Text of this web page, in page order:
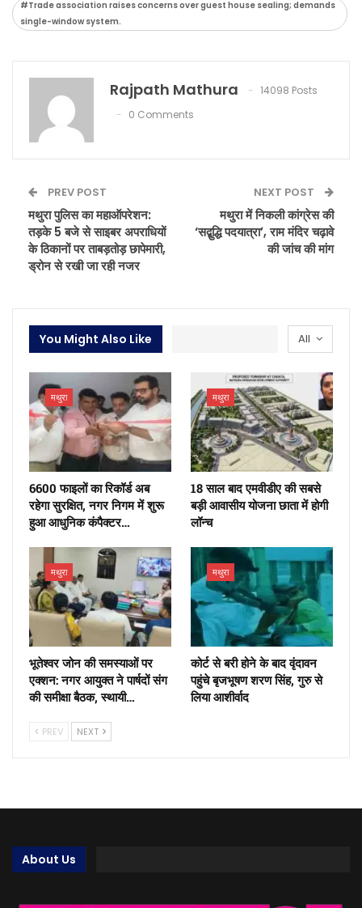
#Trade association raises concerns over guest house sealing; demands
single-window system.
Rajpath Mathura
14098 Posts
0 Comments
PREV POST
मथुरा पुलिस का महाऑपरेशन:
तड़के 5 बजे से साइबर अपराधियों
के ठिकानों पर ताबड़तोड़ छापेमारी,
ड्रोन से रखी जा रही नजर
NEXT POST
मथुरा में निकली कांग्रेस की
‘सद्बुद्धि पदयात्रा’, राम मंदिर चढ़ावे
की जांच की मांग
All
You Might Also Like
मथुरा
6600 फाइलों का रिकॉर्ड अब
रहेगा सुरक्षित, नगर निगम में शुरू
हुआ आधुनिक कंपैक्टर…
मथुरा
18 साल बाद एमवीडीए की सबसे
बड़ी आवासीय योजना छाता में होगी
लॉन्च
मथुरा
भूतेश्वर जोन की समस्याओं पर
एक्शन: नगर आयुक्त ने पार्षदों संग
की समीक्षा बैठक, स्थायी…
मथुरा
कोर्ट से बरी होने के बाद वृंदावन
पहुंचे बृजभूषण शरण सिंह, गुरु से
लिया आशीर्वाद
PREV NEXT
About Us